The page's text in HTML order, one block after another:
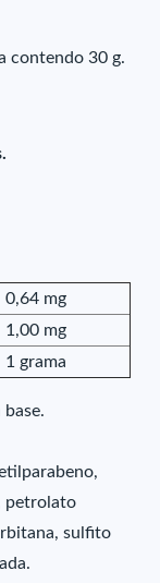
contendo 30 g.
0,64 mg
1,00 mg
1 grama
petrolato
sulfito